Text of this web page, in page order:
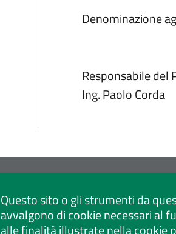
Denominazione
Responsabile del
Ing. Paolo Corda
Questo sito o gli strumenti da
avvalgono di cookie necessari al
alle finalità illustrate nella cookie
e